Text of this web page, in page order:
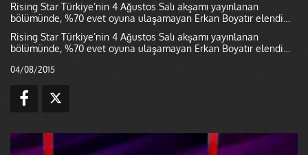
Rising Star Türkiye’nin 4 Ağustos Salı akşamı yayınlanan
bölümünde, %70 evet oyuna ulaşamayan Erkan Boyatır elendi…
Rising Star Türkiye’nin 4 Ağustos Salı akşamı yayınlanan
bölümünde, %70 evet oyuna ulaşamayan Erkan Boyatır elendi…
04/08/2015